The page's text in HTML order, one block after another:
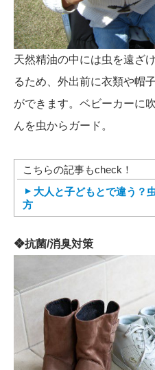
天然精油の中には虫を遠ざ
るため、外出前に衣類や帽
ができます。ベビーカーに
んを虫からガード。
こちらの記事もcheck！
大人と子どもとで違う？
方
❖抗菌/消臭対策